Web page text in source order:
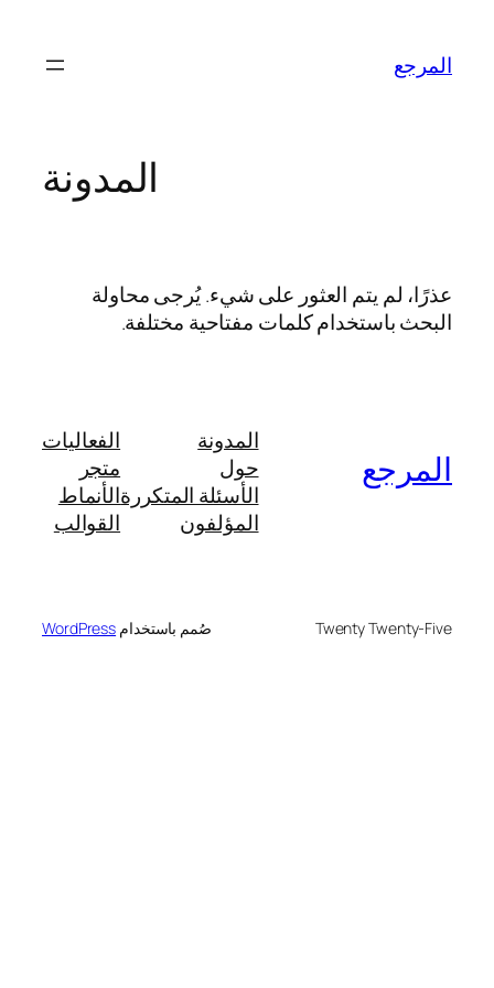
المحتوى
المرجع
المدونة
عذرًا، لم يتم العثور على شيء. يُرجى محاولة
البحث باستخدام كلمات مفتاحية مختلفة.
المرجع
المدونة
حول
الأسئلة المتكررة
المؤلفون
الفعاليات
متجر
الأنماط
القوالب
Twenty Twenty-Five صُمم باستخدام WordPress